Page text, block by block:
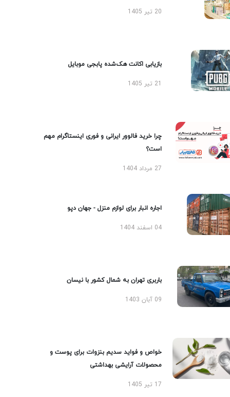
20 تیر 1405
بازیابی اکانت هک‌شده پابجی موبایل
چرا خرید فالوور ایرانی و فوری اینستاگرام مهم
است؟
27 مرداد 1404
اجاره انبار برای لوازم منزل - جهان دپو
04 اسفند 1404
باربری تهران به شمال کشور با نیسان
09 آبان 1403
خواص و فواید سدیم بنزوات برای پوست و
محصولات آرایشی بهداشتی
17 تیر 1405